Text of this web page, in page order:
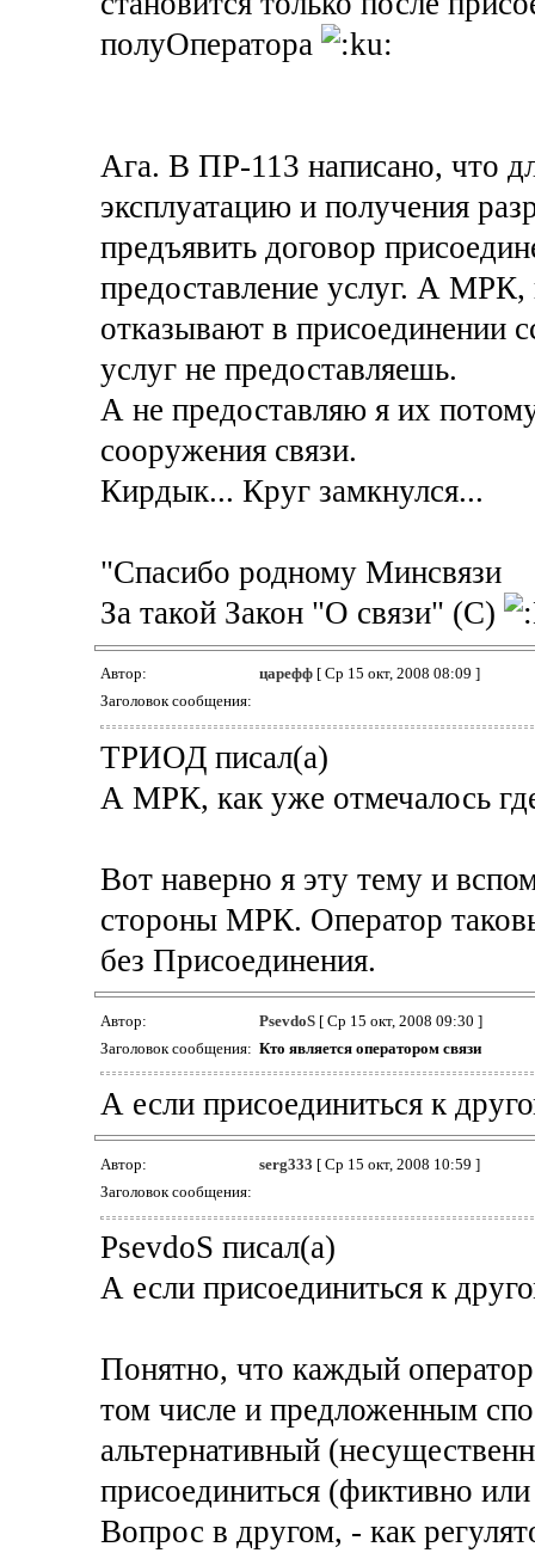
полуОператора
Ага. В ПР-113 написано, что
эксплуатацию и получения
предъявить договор
предоставление услуг. А
отказывают в присоединении
услуг не предоставляешь.
А не предоставляю я их
сооружения связи.
Кирдык... Круг замкнулся...
"Спасибо родному Минсвязи
За такой Закон "О связи" (С)
Автор: царефф[ Ср 15 окт, 2008 08:09 ]
Заголовок сообщения:
ТРИОД писал(а)
А МРК, как уже отмечалось
Вот наверно я эту тему и
стороны МРК. Оператор
без Присоединения.
Автор: PsevdoS[ Ср 15 окт, 2008 09:30 ]
Заголовок сообщения: Кто является оператором связи
А если присоединиться к
Автор: serg333 [ Ср 15 окт, 2008 10:59 ]
Заголовок сообщения:
PsevdoS писал(а)
А если присоединиться к
Понятно, что каждый
том числе и предложенным
альтернативный
присоединиться (фиктивно
Вопрос в другом, - как